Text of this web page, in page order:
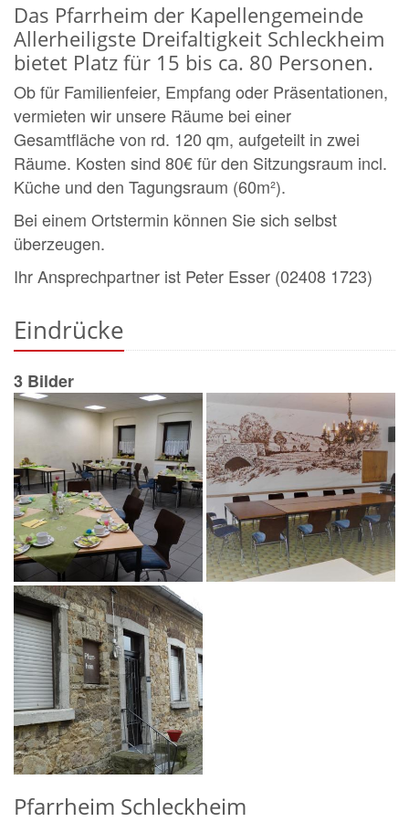
Das Pfarrheim der Kapellengemeinde
Allerheiligste Dreifaltigkeit Schleckheim
bietet Platz für 15 bis ca. 80 Personen.
Ob für Familienfeier, Empfang oder Präsentationen,
vermieten wir unsere Räume bei einer
Gesamtfläche von rd. 120 qm, aufgeteilt in zwei
Räume. Kosten sind 80€ für den Sitzungsraum incl.
Küche und den Tagungsraum (60m²).
Bei einem Ortstermin können Sie sich selbst
überzeugen.
Ihr Ansprechpartner ist Peter Esser (02408 1723)
Eindrücke
3 Bilder
Pfarrheim Schleckheim